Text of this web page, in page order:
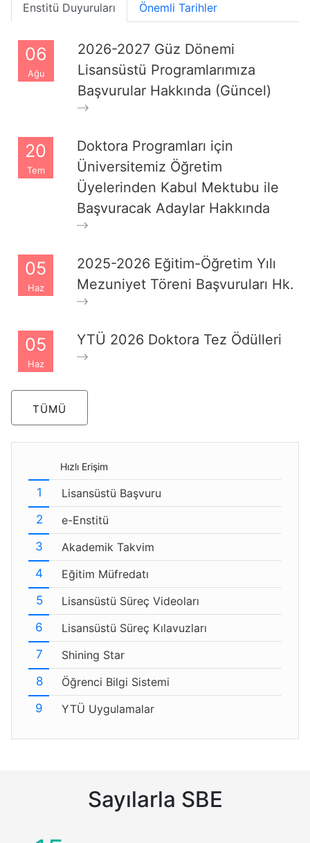
Enstitü Duyuruları Önemli Tarihler
06
Ağu
2026-2027 Güz Dönemi
Lisansüstü Programlarımıza
Başvurular Hakkında (Güncel)
20
Tem
Doktora Programları için
Üniversitemiz Öğretim
Üyelerinden Kabul Mektubu ile
Başvuracak Adaylar Hakkında
05
Haz
2025-2026 Eğitim-Öğretim Yılı
Mezuniyet Töreni Başvuruları Hk.
05
Haz
YTÜ 2026 Doktora Tez Ödülleri
TÜMÜ
Hızlı Erişim
Lisansüstü Başvuru
e-Enstitü
Akademik Takvim
Eğitim Müfredatı
Lisansüstü Süreç Videoları
Lisansüstü Süreç Kılavuzları
Shining Star
Öğrenci Bilgi Sistemi
YTÜ Uygulamalar
Sayılarla SBE